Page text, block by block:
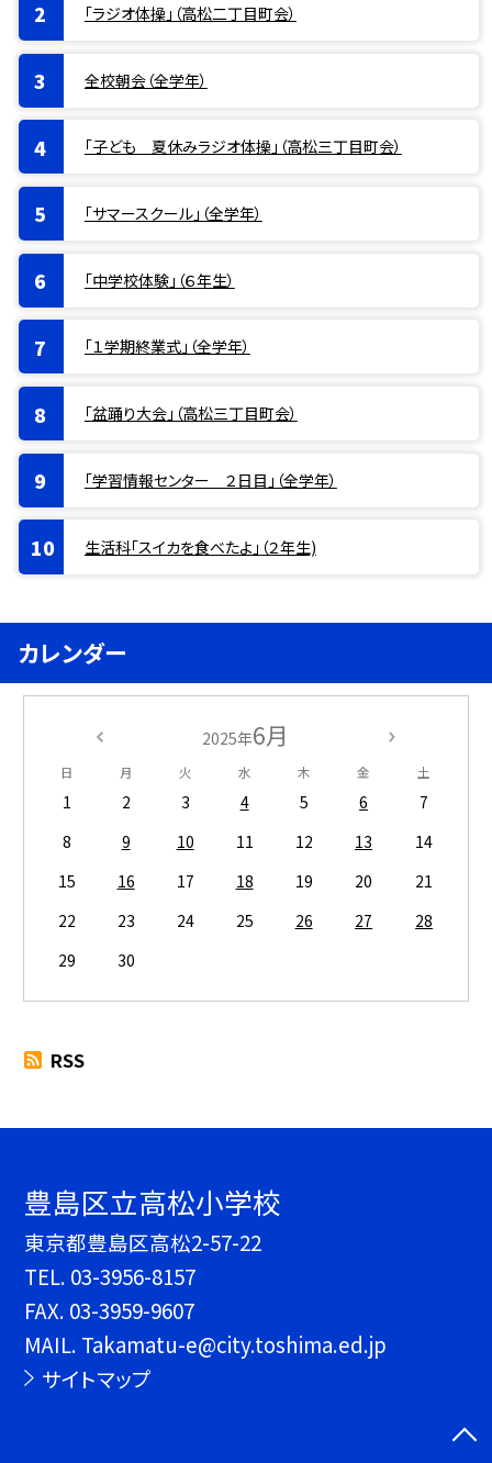
「ラジオ体操」（高松二丁目町会）
全校朝会（全学年）
「子ども 夏休みラジオ体操」（高松三丁目町会）
「サマースクール」（全学年）
「中学校体験」（６年生）
「１学期終業式」（全学年）
「盆踊り大会」（高松三丁目町会）
「学習情報センター ２日目」（全学年）
生活科「スイカを食べたよ」（２年生)
カレンダー
2025年6月
日 月 火 水 木 金 土
1 2 3 4 5 6
7
8
9 10 11 12 13
14
15
16 17 18 19 20
21
22
23 24 25 26 27
28
29
30
RSS
豊島区立高松小学校
東京都豊島区高松2-57-22
TEL. 03-3956-8157
FAX. 03-3959-9607
MAIL. Takamatu-e@city.toshima.ed.jp
サイトマップ